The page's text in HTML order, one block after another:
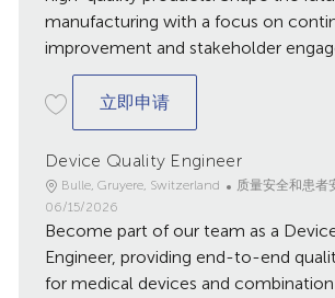
manufacturing with a focus on
improvement and stakeholder
立即申请Bio Manufacturing
Device Quality Engineer
地
点
Bulle, Gruyere, Switzerland
类
质量安全和患者
06/15/2026
Become part of our team as a
Engineer, providing end-to-end
for medical devices and